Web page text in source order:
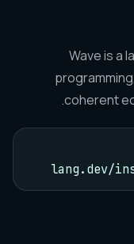
Wave is a
coherent
lang.dev/